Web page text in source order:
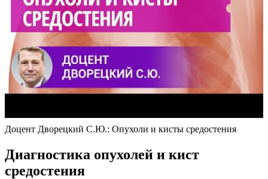
Доцент Дворецкий С.Ю.: Опухоли и кисты средостения
Диагностика опухолей и кист
средостения